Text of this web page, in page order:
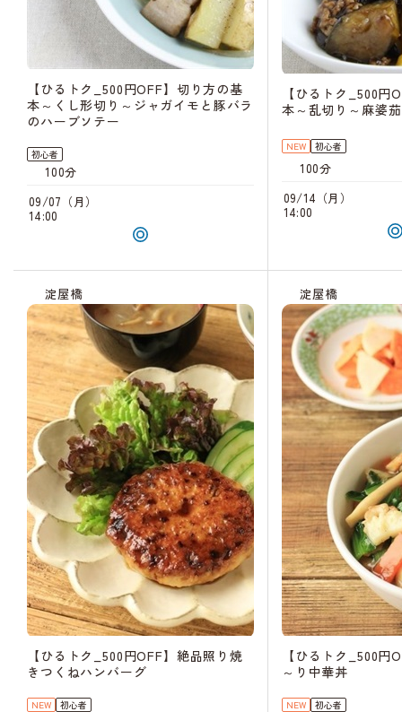
【ひるトク_500円OFF】切り方の基
本～くし形切り～ジャガイモと豚バラ
のハーブソテー
初心者
100分
09/07（月）
14:00
【ひるトク_500円
本～乱切り～麻婆
NEW 初心者
100分
09/14（月）
14:00
淀屋橋
【ひるトク_500円OFF】絶品照り焼
きつくねハンバーグ
NEW 初心者
淀屋橋
【ひるトク_500円
～り中華丼
NEW 初心者